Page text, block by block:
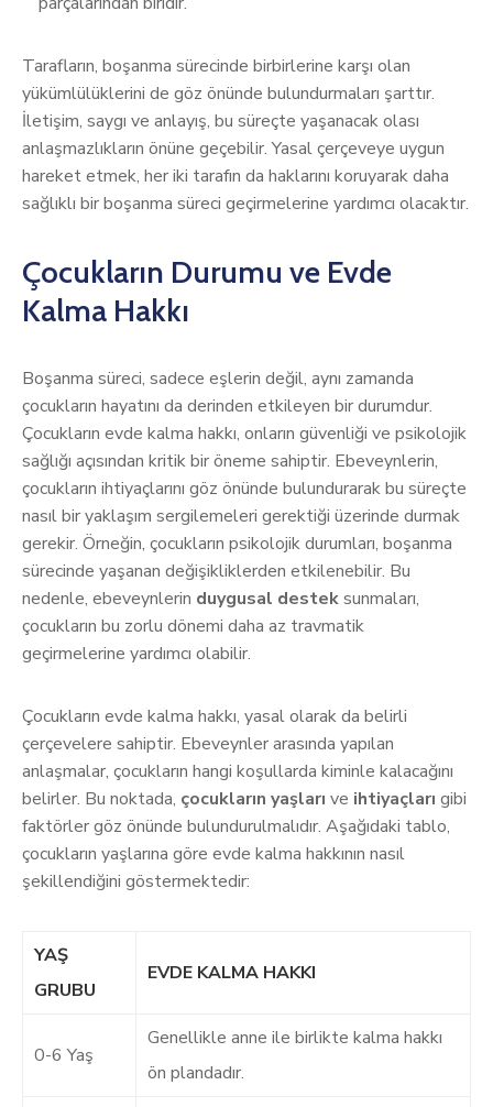
Tarafların, boşanma sürecinde birbirlerine karşı olan
yükümlülüklerini de göz önünde bulundurmaları şarttır.
İletişim, saygı ve anlayış, bu süreçte yaşanacak olası
anlaşmazlıkların önüne geçebilir. Yasal çerçeveye uygun
hareket etmek, her iki tarafın da haklarını koruyarak daha
sağlıklı bir boşanma süreci geçirmelerine yardımcı olacaktır.
Çocukların Durumu ve Evde
Kalma Hakkı
Boşanma süreci, sadece eşlerin değil, aynı zamanda
çocukların hayatını da derinden etkileyen bir durumdur.
Çocukların evde kalma hakkı, onların güvenliği ve psikolojik
sağlığı açısından kritik bir öneme sahiptir. Ebeveynlerin,
çocukların ihtiyaçlarını göz önünde bulundurarak bu süreçte
nasıl bir yaklaşım sergilemeleri gerektiği üzerinde durmak
gerekir. Örneğin, çocukların psikolojik durumları, boşanma
sürecinde yaşanan değişikliklerden etkilenebilir. Bu
nedenle, ebeveynlerin duygusal desteksunmaları,
çocukların bu zorlu dönemi daha az travmatik
geçirmelerine yardımcı olabilir.
Çocukların evde kalma hakkı, yasal olarak da belirli
çerçevelere sahiptir. Ebeveynler arasında yapılan
anlaşmalar, çocukların hangi koşullarda kiminle kalacağını
belirler. Bu noktada, çocukların yaşları ve ihtiyaçları gibi
faktörler göz önünde bulundurulmalıdır. Aşağıdaki tablo,
çocukların yaşlarına göre evde kalma hakkının nasıl
şekillendiğini göstermektedir:
YAŞ
GRUBU
EVDE KALMA HAKKI
0-6 Yaş
Genellikle anne ile birlikte kalma hakkı
ön plandadır.